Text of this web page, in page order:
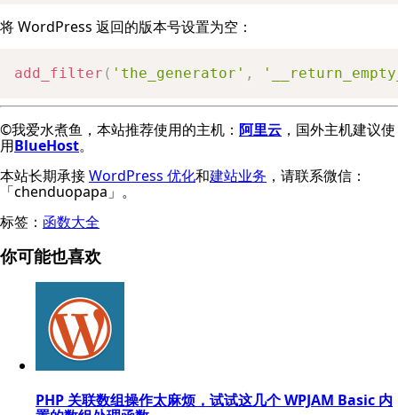
将 WordPress 返回的版本号设置为空：
add_filter ( 'the_generator' ,
©我爱水煮鱼，本站推荐使用的主机： 阿里云 ，国外主机建议使
用BlueHost。
本站长期承接WordPress 优化和建站业务 ，请联系微信：
「chenduopapa」。
标签： 函数大全
你可能也喜欢
PHP 关联数组操作太麻烦，试试这几个 WPJAM Basic 内